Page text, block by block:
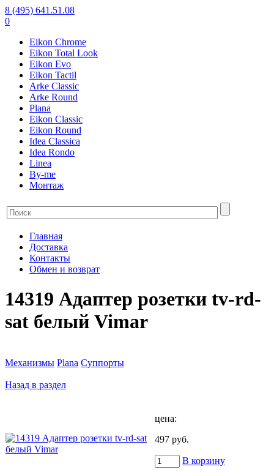
8 (495) 641.51.08
0
Eikon Chrome
Eikon Total Look
Eikon Evo
Eikon Tactil
Arke Classic
Arke Round
Plana
Eikon Classic
Eikon Round
Idea Classica
Idea Rondo
Linea
By-me
Монтаж
Главная
Доставка
Контакты
Обмен и возврат
14319 Адаптер розетки tv-rd-
sat белый Vimar
Механизмы Plana Суппорты
Назад в раздел
цена:
497 руб.
В корзину